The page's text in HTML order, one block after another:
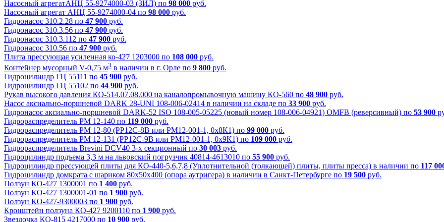
Насосный агрегатАНЦ 55-9274000-03 (ЗИЛ) по 98 000 руб.
Насосный агрегат АНЦ 55-9274000-04 по 98 000 руб.
Гидронасос 310.2.28 по 47 900 руб.
Гидронасос 310.3.56 по 47 900 руб.
Гидронасос 310.3.112 по 47 900 руб.
Гидронасос 310.56 по 47 900 руб.
Плита прессующая усиленная ко-427 1203000 по 108 000 руб.
Контейнер мусорный V-0,75 м3 в наличии в г. Орле по 9 800 руб.
Гидроцилиндр ГЦ 55111 по 45 900 руб.
Гидроцилиндр ГЦ 55102 по 44 900 руб.
Рукав высокого давления КО-514.07.08.000 на каналопромывочную машину КО-560 по 48 900 руб.
Насос аксиально-поршневой DARK 28-UNI 108-006-02414 в наличии на складе по 33 900 руб.
Гидронасос аксиально-поршневой DARK-52 ISO 108-005-05225 (новый номер 108-006-04921) OMFB (реверсивный) по 53 900
Гидрораспределитель РМ 12-140 по 119 000 руб.
Гидрораспределитель РМ 12-80 (РР12С-8В или РМ12-001-1, 0х8К1) по 99 000 руб.
Гидрораспределитель РМ 12-131 (РР12С-9В или РМ12-001-1, 0х9К1) по 109 000 руб.
Гидрораспределитель Brevini DCV40 3-х секционный по 30 003 руб.
Гидроцилиндр подъема 3,3 м на львовский погрузчик 40814-4613010 по 55 900 руб.
Гидроцилиндр прессующей плиты для КО-440-5,6,7,8 (Уплотнительной (толкающей) плиты, плиты пресса) в наличии по 117
Гидроцилиндр домкрата с шариком 80х50х400 (опора аутригера) в наличии в Санкт-Петербурге по 19 500 руб.
Ползун КО-427 1300001 по 1 400 руб.
Ползун КО-427 1300001-01 по 1 900 руб.
Ползун КО-427-9300003 по 1 900 руб.
Кронштейн ползуна КО-427 9200110 по 1 900 руб.
Звездочка КО-815 4217000 по 10 900 руб.